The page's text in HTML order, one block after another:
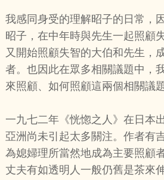
我感同身受的理解昭子的日常，
昭子，在中年時與先生一起照顧
又開始照顧失智的大伯和先生，
者。也因此在眾多相關議題中，
來照顧、如何照顧這兩個相關議題
一九七二年《恍惚之人》在日本
亞洲尚未引起太多關注。作者有
為媳婦理所當然地成為主要照顧
丈夫有如透明人一般仍舊是茶來